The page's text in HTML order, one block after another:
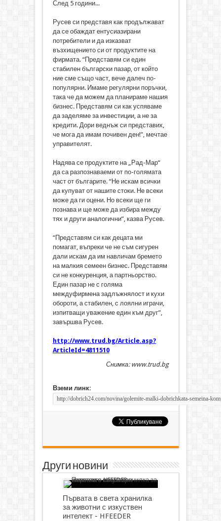
След 5 години...
Русев си представя как продължават
да се обаждат ентусиазирани
потребители и да изказват
възхищението си от продуктите на
фирмата. “Представям си един
стабилен български пазар, от който
ние сме също част, вече далеч по-
популярни. Имаме регулярни поръчки,
така че да можем да планираме нашия
бизнес. Представям си как успяваме
да заделяме за инвестиции, а не за
кредити. Дори веднъж си представих,
че мога да имам почивен ден!”, мечтае
управителят.
Надява се продуктите на „Рад-Мар“
да са разпознаваеми от по-голямата
част от българите. “Не искам всички
да купуват от нашите стоки. Не всеки
може да ги оцени. Но всеки ще ги
познава и ще може да избира между
тях и други аналогични”, казва Русев.
“Представям си как децата ми
помагат, въпреки че не съм сигурен
дали искам да им навличам бремето
на малкия семеен бизнес. Представям
си не конкуренция, а партньорство.
Един пазар не с голяма
междуфирмена задлъжнялост и кухи
обороти, а стабилен, с лоялни играчи,
изпитващи уважение един към друг”,
завършва Русев.
http://www.trud.bg/Article.asp?
ArticleId=4811510
Снимка: www.trud.bg
Вземи линк:
Други новини
Първата в света хранилка
за животни с изкуствен
интелект - HFEEDER